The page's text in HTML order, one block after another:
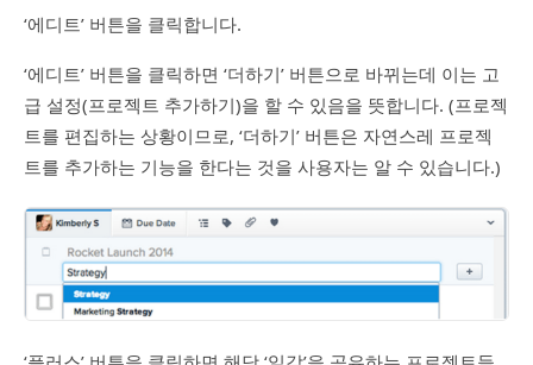
‘에디트’ 버튼을 클릭합니다.
‘에디트’ 버튼을 클릭하면 ‘더하기’ 버튼으로 바뀌는데 이는 고
급 설정(프로젝트 추가하기)을 할 수 있음을 뜻합니다. (프로젝
트를 편집하는 상황이므로, ‘더하기’ 버튼은 자연스레 프로젝
트를 추가하는 기능을 한다는 것을 사용자는 알 수 있습니다.)